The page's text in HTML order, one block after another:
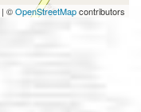
| ©OpenStreetMapcontributors